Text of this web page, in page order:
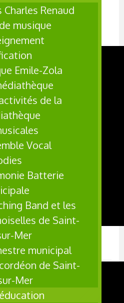
qui rayonne sur
l'agglomération
grandiose
Charles Renaud
musique
Emile-Zola
de la
Vocal
Batterie
Band et les
de Saint-
Mer
municipal
de Saint-
Mer